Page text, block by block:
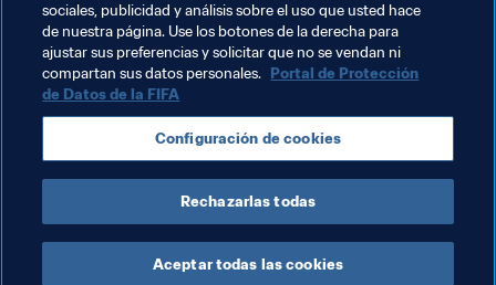
La lista completa de los hoteles de concentración y otra
información están disponibles en los documentos
adjuntos.
Documentos Relacionados
sociales, publicidad y análisis sobre el uso que usted hace
de nuestra página. Use los botones de la derecha para
ajustar sus preferencias y solicitar que no se vendan ni
compartan sus datos personales. Portal de Protección
de Datos de la FIFA
Configuración de cookies
Rechazarlas todas
Aceptar todas las cookies